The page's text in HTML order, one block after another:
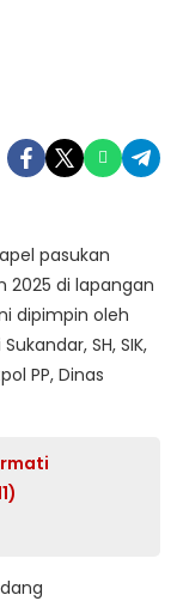
pasukan
2025 di lapangan
dipimpin oleh
SH, SIK,
PP, Dinas